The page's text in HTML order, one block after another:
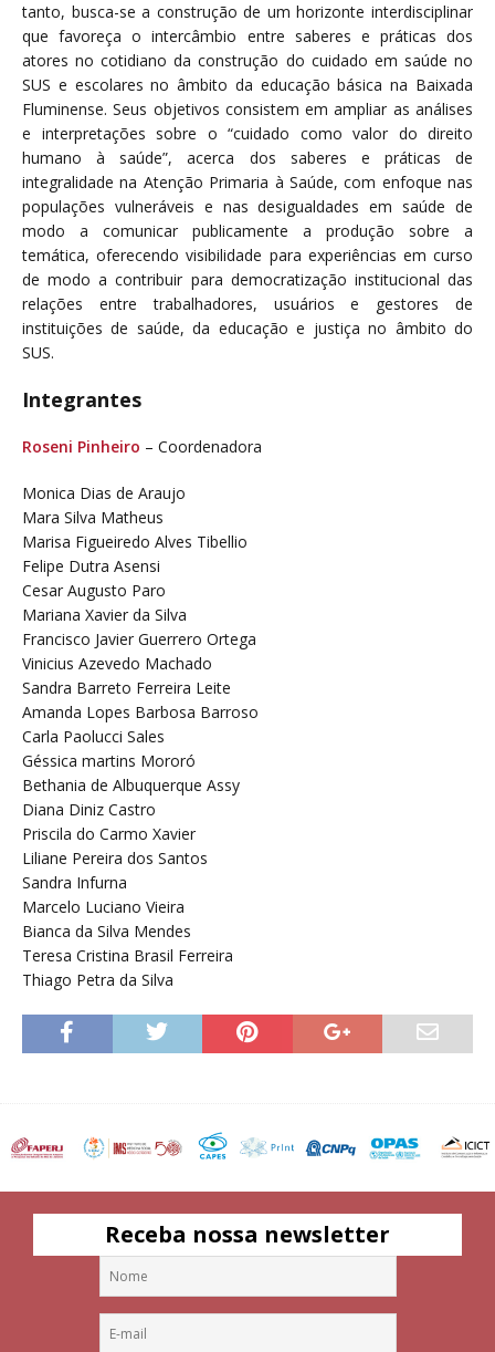
tanto, busca-se a construção de um horizonte interdisciplinar
que favoreça o intercâmbio entre saberes e práticas dos
atores no cotidiano da construção do cuidado em saúde no
SUS e escolares no âmbito da educação básica na Baixada
Fluminense. Seus objetivos consistem em ampliar as análises
e interpretações sobre o “cuidado como valor do direito
humano à saúde”, acerca dos saberes e práticas de
integralidade na Atenção Primaria à Saúde, com enfoque nas
populações vulneráveis e nas desigualdades em saúde de
modo a comunicar publicamente a produção sobre a
temática, oferecendo visibilidade para experiências em curso
de modo a contribuir para democratização institucional das
relações entre trabalhadores, usuários e gestores de
instituições de saúde, da educação e justiça no âmbito do
SUS.
Integrantes
Roseni Pinheiro – Coordenadora
Monica Dias de Araujo
Mara Silva Matheus
Marisa Figueiredo Alves Tibellio
Felipe Dutra Asensi
Cesar Augusto Paro
Mariana Xavier da Silva
Francisco Javier Guerrero Ortega
Vinicius Azevedo Machado
Sandra Barreto Ferreira Leite
Amanda Lopes Barbosa Barroso
Carla Paolucci Sales
Géssica martins Mororó
Bethania de Albuquerque Assy
Diana Diniz Castro
Priscila do Carmo Xavier
Liliane Pereira dos Santos
Sandra Infurna
Marcelo Luciano Vieira
Bianca da Silva Mendes
Teresa Cristina Brasil Ferreira
Thiago Petra da Silva
Receba nossa newsletter